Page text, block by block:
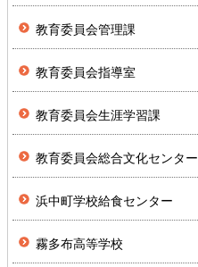
教育委員会管理課
教育委員会指導室
教育委員会生涯学習課
教育委員会総合文化センター
浜中町学校給食センター
霧多布高等学校